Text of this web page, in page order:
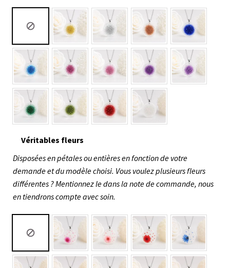
Véritables fleurs
Disposées en pétales ou entières en fonction de votre
demande et du modèle choisi. Vous voulez plusieurs fleurs
différentes ? Mentionnez le dans la note de commande, nous
en tiendrons compte avec soin.